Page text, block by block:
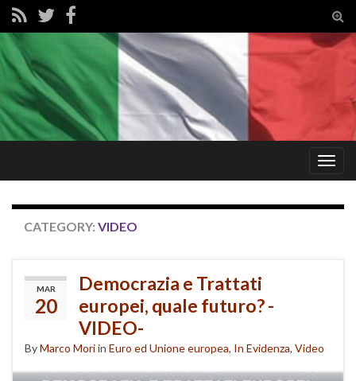
CATEGORY: VIDEO
MAR
20
Democrazia e Trattati
europei, quale futuro? -
VIDEO-
ByMarco Moriin Euro ed Unione europea, In Evidenza, Video